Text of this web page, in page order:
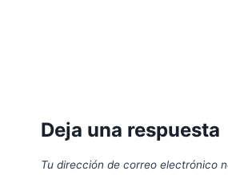
Deja una respuesta
Tu dirección de correo electrónico